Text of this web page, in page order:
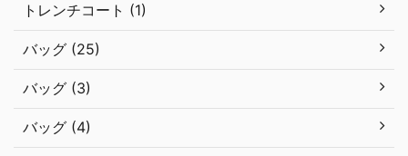
トレンチコート (1)
バッグ (25)
バッグ (3)
バッグ (4)